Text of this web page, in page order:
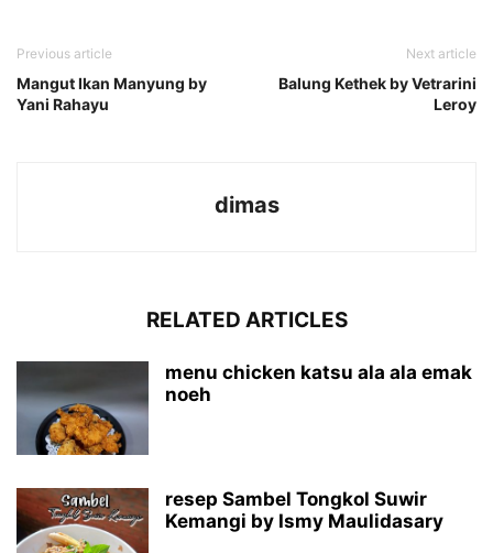
Previous article
Mangut Ikan Manyung by
Yani Rahayu
Next article
Balung Kethek by Vetrarini
Leroy
dimas
RELATED ARTICLES
menu chicken katsu ala ala emak
noeh
resep Sambel Tongkol Suwir
Kemangi by Ismy Maulidasary